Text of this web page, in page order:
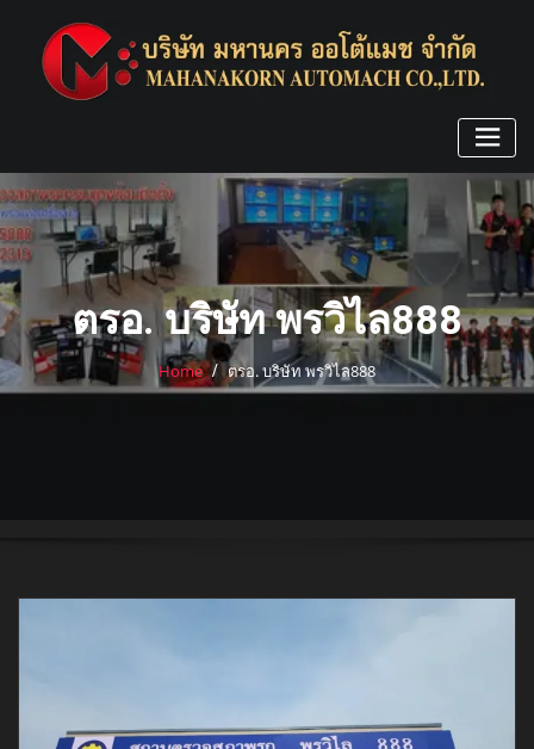
content
ตรอ. บริษัท พรวิไล888
Home ตรอ. บริษัท พรวิไล888